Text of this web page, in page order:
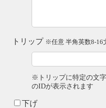
トリップ ※任意 半角英数8-16
※トリップに特定の文
のIDが表示されます
下げ